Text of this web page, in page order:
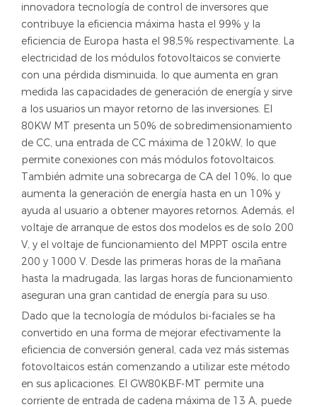
innovadora tecnología de control de inversores que
contribuye la eficiencia máxima hasta el 99% y la
eficiencia de Europa hasta el 98,5% respectivamente. La
electricidad de los módulos fotovoltaicos se convierte
con una pérdida disminuida, lo que aumenta en gran
medida las capacidades de generación de energía y sirve
a los usuarios un mayor retorno de las inversiones. El
80KW MT presenta un 50% de sobredimensionamiento
de CC, una entrada de CC máxima de 120kW, lo que
permite conexiones con más módulos fotovoltaicos.
También admite una sobrecarga de CA del 10%, lo que
aumenta la generación de energía hasta en un 10% y
ayuda al usuario a obtener mayores retornos. Además, el
voltaje de arranque de estos dos modelos es de solo 200
V, y el voltaje de funcionamiento del MPPT oscila entre
200 y 1000 V. Desde las primeras horas de la mañana
hasta la madrugada, las largas horas de funcionamiento
aseguran una gran cantidad de energía para su uso.
Dado que la tecnología de módulos bi-faciales se ha
convertido en una forma de mejorar efectivamente la
eficiencia de conversión general, cada vez más sistemas
fotovoltaicos están comenzando a utilizar este método
en sus aplicaciones. El GW80KBF-MT permite una
corriente de entrada de cadena máxima de 13 A, puede